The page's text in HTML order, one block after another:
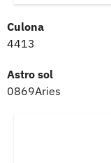
Culona
4413
Astro sol
0869Aries